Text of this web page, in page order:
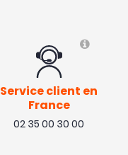
Service client en
France
02 35 00 30 00